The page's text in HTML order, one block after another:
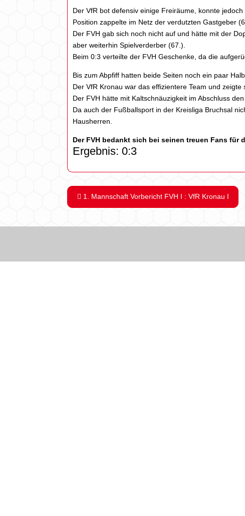
Der VfR bot defensiv einige Freiräume, konnte
Position zappelte im Netz der verdutzten Gastgeber
Der FVH gab sich noch nicht auf und hätte mit der
aber weiterhin Spielverderber (67.).
Beim 0:3 verteilte der FVH Geschenke, da die
Bis zum Abpfiff hatten beide Seiten noch ein paar
Der VfR Kronau war das effizientere Team und zeigte
Der FVH hätte mit Kaltschnäuzigkeit im Abschluss
Da auch der Fußballsport in der Kreisliga Bruchsal
Hausherren.
Der FVH bedankt sich bei seinen treuen Fans für
Ergebnis: 0:3
1. Mannschaft Vorbericht FVH I : VfR Kronau I